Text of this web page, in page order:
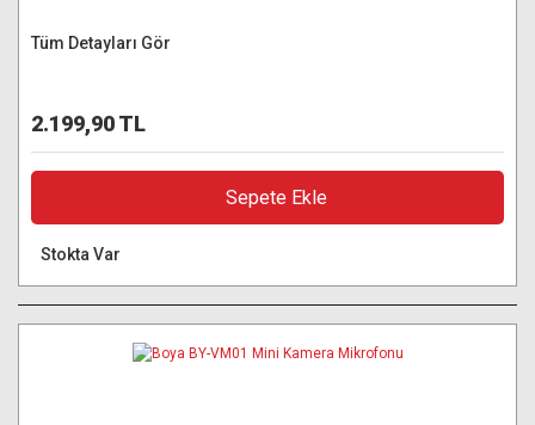
Tüm Detayları Gör
2.199,90 TL
Sepete Ekle
Stokta Var